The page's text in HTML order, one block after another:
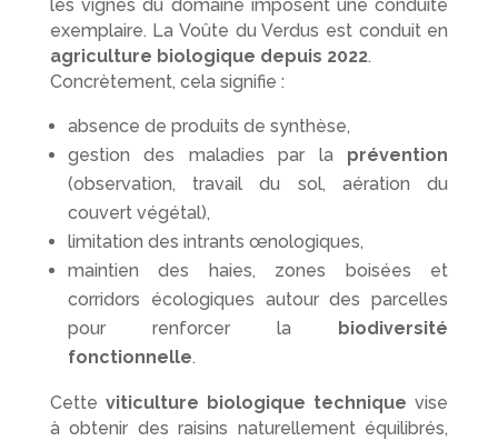
les vignes du domaine imposent une conduite
exemplaire. La Voûte du Verdus est conduit en
agriculture biologique depuis 2022.
Concrètement, cela signifie :
absence de produits de synthèse,
gestion des maladies par la prévention
(observation, travail du sol, aération du
couvert végétal),
limitation des intrants œnologiques,
maintien des haies, zones boisées et
corridors écologiques autour des parcelles
pour renforcer la biodiversité
fonctionnelle.
Cette viticulture biologique technique vise
à obtenir des raisins naturellement équilibrés,